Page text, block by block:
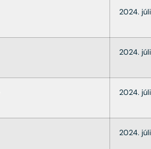
2024.
2024.
2024.
2024.